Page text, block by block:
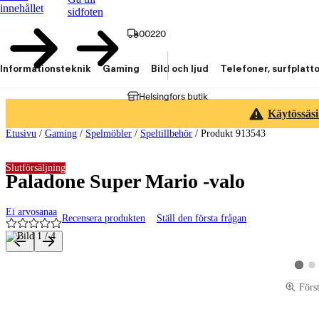
innehållet
sidfoten
00220
Helsingfors butik
Informationsteknik Gaming Bild och ljud Telefoner,
Etusivu / Gaming / Spelmöbler / Speltillbehör / Produkt 913543
Paladone Super Mario -valo
Ei arvosanaa
Recensera produkten Ställ den första frågan
Slutförsäljning
Produktbilder och videor
Visa